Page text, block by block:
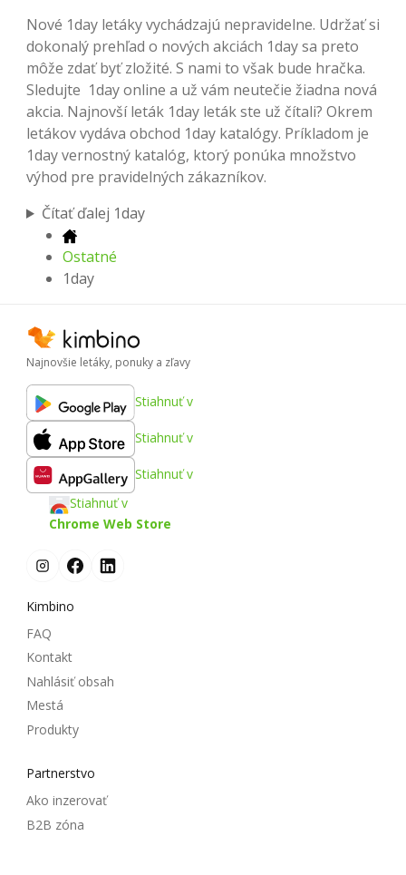
Nové 1day letáky vychádzajú nepravidelne. Udržať si
dokonalý prehľad o nových akciách 1day sa preto
môže zdať byť zložité. S nami to však bude hračka.
Sledujte 1day online a už vám neutečie žiadna nová
akcia. Najnovší leták 1day leták ste už čítali? Okrem
letákov vydáva obchod 1day katalógy. Príkladom je
1day vernostný katalóg, ktorý ponúka množstvo
výhod pre pravidelných zákazníkov.
Čítať ďalej 1day
Ostatné
1day
Najnovšie letáky, ponuky a zľavy
Stiahnuť v
Stiahnuť v
Stiahnuť v
Stiahnuť v
Chrome Web Store
Kimbino
FAQ
Kontakt
Nahlásiť obsah
Mestá
Produkty
Partnerstvo
Ako inzerovať
B2B zóna